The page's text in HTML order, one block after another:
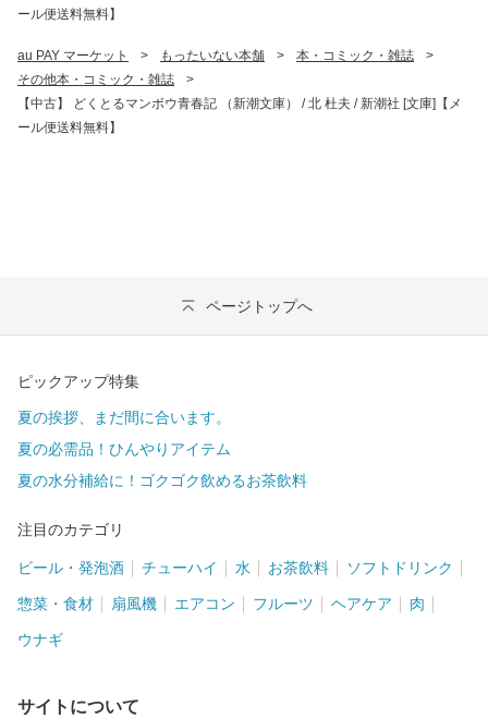
ール便送料無料】
au PAY マーケット > もったいない本舗 > 本・コミック・雑誌
>
その他本・コミック・雑誌
>
【中古】 どくとるマンボウ青春記 （新潮文庫） / 北 杜夫 / 新潮社 [文庫]【メ
ール便送料無料】
ページトップへ
ピックアップ特集
夏の挨拶、まだ間に合います。
夏の必需品！ひんやりアイテム
夏の水分補給に！ゴクゴク飲めるお茶飲料
注目のカテゴリ
ビール・発泡酒 チューハイ 水 お茶飲料 ソフトドリンク
惣菜・食材 扇風機 エアコン フルーツ ヘアケア 肉
ウナギ
サイトについて